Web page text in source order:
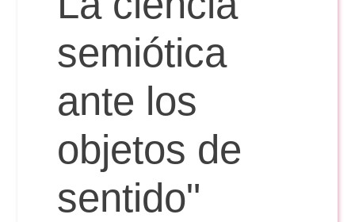
Reservas
Calendario Lectivo
Horarios
Periodismo
semiótica
ante los
objetos de
sentido"